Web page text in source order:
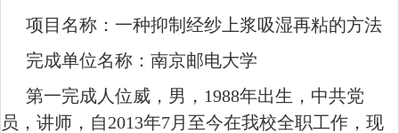
项目名称：一种抑制经纱上浆吸湿再粘的方法
完成单位名称：南京邮电大学
第一完成人位威，男， 1988年出生，中共党
员，讲师，自2013年7月至今在我校全职工作，现